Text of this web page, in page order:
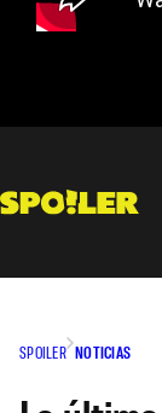
SPOILER NOTICIAS